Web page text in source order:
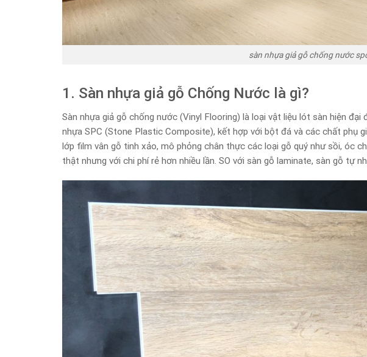
sàn nhựa giả gỗ chống nước
1. Sàn nhựa giả gỗ Chống Nước là gì?
Sàn nhựa giả gỗ chống nước (Vinyl Flooring) là loại vật liệu lót sàn hiện
nhựa SPC (Stone Plastic Composite), kết hợp với bột đá và các chất phụ
lớp film vân gỗ tinh xảo, mô phỏng chân thực các loại gỗ quý như sồi, óc
thật nhưng với chi phí rẻ hơn nhiều lần. SO với sàn gỗ laminate, sàn gỗ tự